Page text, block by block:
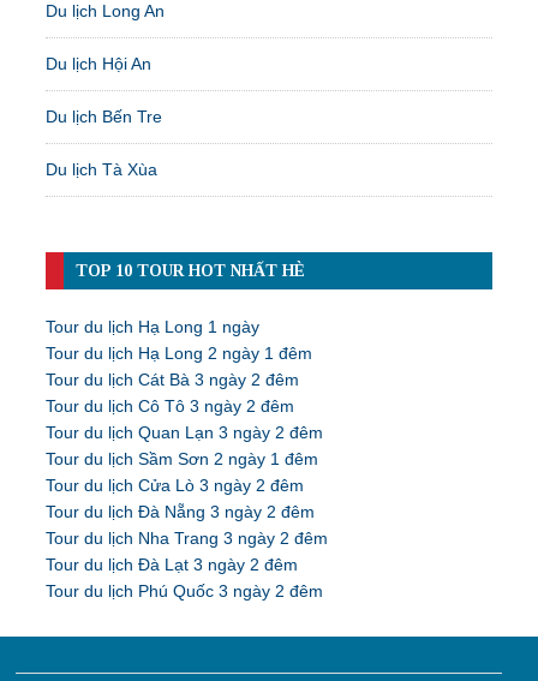
Du lịch Long An
Du lịch Hội An
Du lịch Bến Tre
Du lịch Tà Xùa
TOP 10 TOUR HOT NHẤT HÈ
Tour du lịch Hạ Long 1 ngày
Tour du lịch Hạ Long 2 ngày 1 đêm
Tour du lịch Cát Bà 3 ngày 2 đêm
Tour du lịch Cô Tô 3 ngày 2 đêm
Tour du lịch Quan Lạn 3 ngày 2 đêm
Tour du lịch Sầm Sơn 2 ngày 1 đêm
Tour du lịch Cửa Lò 3 ngày 2 đêm
Tour du lịch Đà Nẵng 3 ngày 2 đêm
Tour du lịch Nha Trang 3 ngày 2 đêm
Tour du lịch Đà Lạt 3 ngày 2 đêm
Tour du lịch Phú Quốc 3 ngày 2 đêm